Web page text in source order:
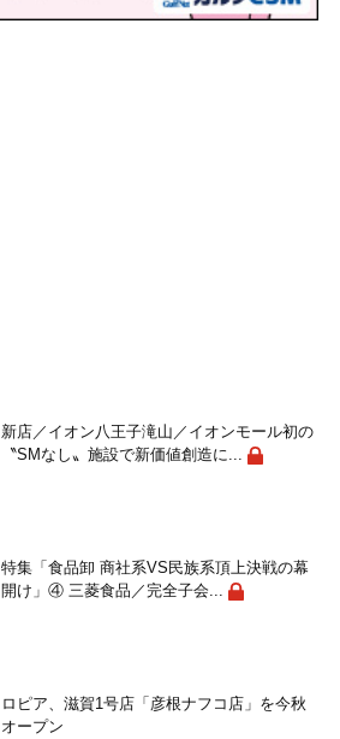
新店／イオン八王子滝山／イオンモール初の
〝SMなし〟施設で新価値創造に...
特集「食品卸 商社系VS民族系頂上決戦の幕
開け」④ 三菱食品／完全子会...
ロピア、滋賀1号店「彦根ナフコ店」を今秋
オープン